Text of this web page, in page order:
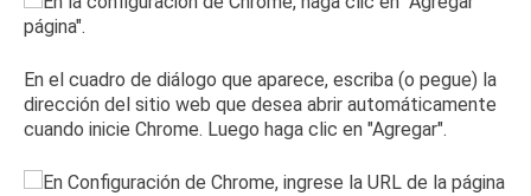
En el cuadro de diálogo que aparece, escriba (o pegue) la
dirección del sitio web que desea abrir automáticamente
cuando inicie Chrome. Luego haga clic en "Agregar".